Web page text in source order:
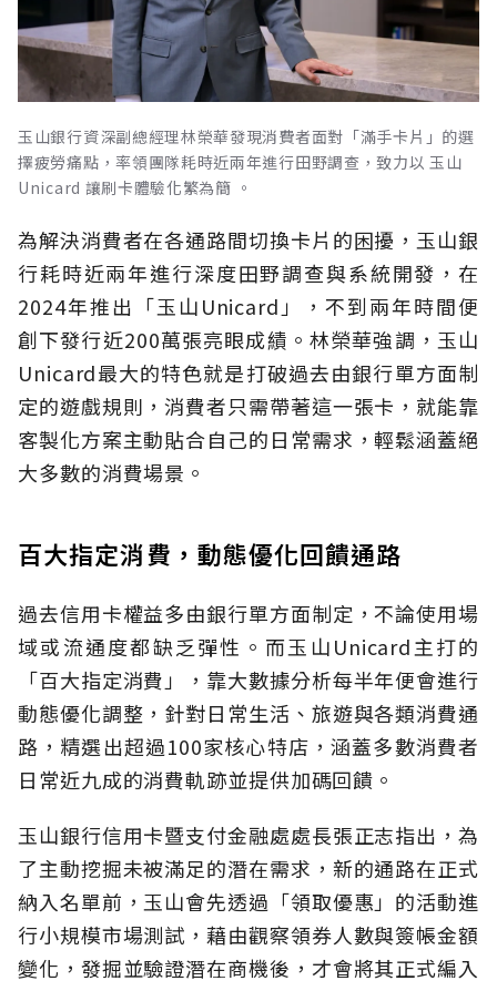
玉山銀行資深副總經理林榮華發現消費者面對「滿手卡片」的選
擇疲勞痛點，率領團隊耗時近兩年進行田野調查，致力以 玉山
Unicard 讓刷卡體驗化繁為簡 。
為解決消費者在各通路間切換卡片的困擾，玉山銀
行耗時近兩年進行深度田野調查與系統開發，在
2024年推出「玉山Unicard」，不到兩年時間便
創下發行近200萬張亮眼成績。林榮華強調，玉山
Unicard最大的特色就是打破過去由銀行單方面制
定的遊戲規則，消費者只需帶著這一張卡，就能靠
客製化方案主動貼合自己的日常需求，輕鬆涵蓋絕
大多數的消費場景。
百大指定消費，動態優化回饋通路
過去信用卡權益多由銀行單方面制定，不論使用場
域或流通度都缺乏彈性。而玉山Unicard主打的
「百大指定消費」，靠大數據分析每半年便會進行
動態優化調整，針對日常生活、旅遊與各類消費通
路，精選出超過100家核心特店，涵蓋多數消費者
日常近九成的消費軌跡並提供加碼回饋。
玉山銀行信用卡暨支付金融處處長張正志指出，為
了主動挖掘未被滿足的潛在需求，新的通路在正式
納入名單前，玉山會先透過「領取優惠」的活動進
行小規模市場測試，藉由觀察領券人數與簽帳金額
變化，發掘並驗證潛在商機後，才會將其正式編入